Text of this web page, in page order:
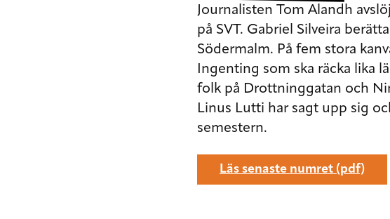
Journalisten Tom Alandh
på SVT. Gabriel Silveira
Södermalm. På fem stora
Ingenting som ska räcka lika
folk på Drottninggatan och
Linus Lutti har sagt upp sig
semestern.
Läs senaste numret (pdf)